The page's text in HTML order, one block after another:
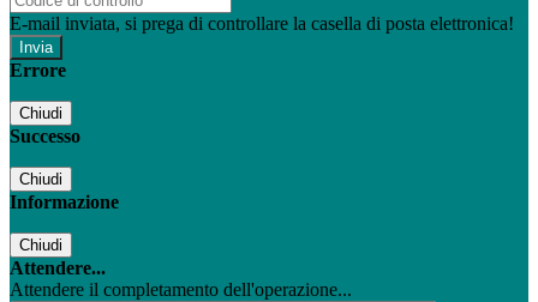
E-mail inviata, si prega di controllare la casella di posta elettronica!
Errore
Chiudi
Successo
Chiudi
Informazione
Chiudi
Attendere...
Attendere il completamento dell'operazione...